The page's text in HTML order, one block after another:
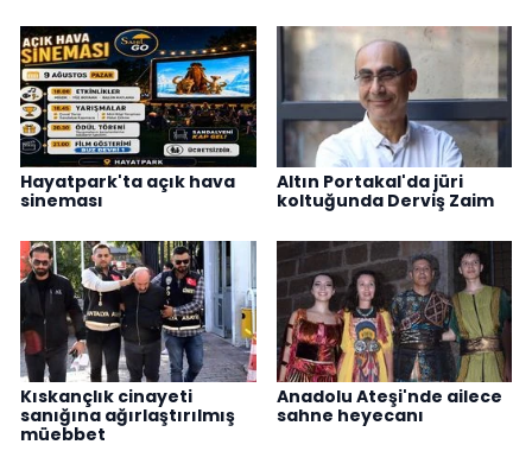
Hayatpark'ta açık hava
sineması
Altın Portakal'da jüri
koltuğunda Derviş Zaim
Kıskançlık cinayeti
sanığına ağırlaştırılmış
müebbet
Anadolu Ateşi'nde ailece
sahne heyecanı